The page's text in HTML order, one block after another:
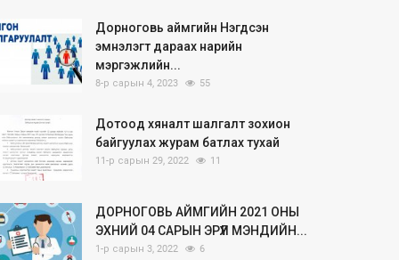
Дорноговь аймгийн Нэгдсэн
эмнэлэгт дараах нарийн
мэргэжлийн...
8-р сарын 4, 2023 55
Дотоод хяналт шалгалт зохион
байгуулах журам батлах тухай
11-р сарын 29, 2022 11
ДОРНОГОВЬ АЙМГИЙН 2021 ОНЫ
ЭХНИЙ 04 САРЫН ЭРҮҮЛ МЭНДИЙН...
1-р сарын 3, 2022 6